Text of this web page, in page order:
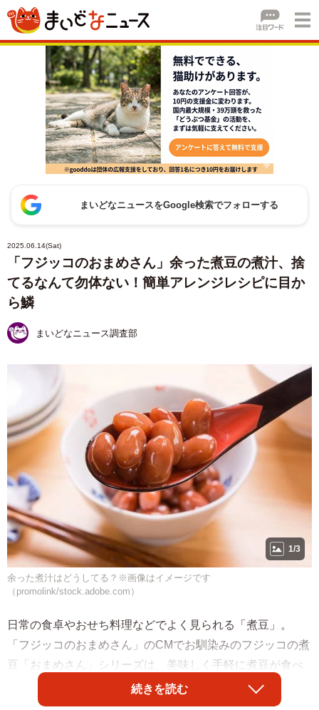
まいどなニュースをGoogle検索でフォローする
2025.06.14(Sat)
「フジッコのおまめさん」余った煮豆の煮汁、捨
てるなんて勿体ない！簡単アレンジレシピに目か
ら鱗
まいどなニュース調査部
1/3
余った煮汁はどうしてる？※画像はイメージです
（promolink/stock.adobe.com）
日常の食卓やおせち料理などでよく見られる「煮豆」。
「フジッコのおまめさん」のCMでお馴染みのフジッコの煮
豆「おまめさん」シリーズは、美味しく手軽に煮豆が食べ
られるため、多くの方に親しまれています。
続きを読む